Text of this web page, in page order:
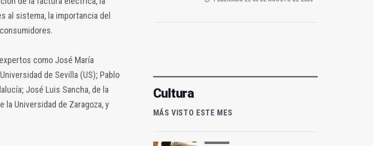
al sistema, la importancia del
como José María
de Sevilla (US); Pablo
José Luis Sancha, de la
la Universidad de Zaragoza, y
Cultura
MÁS VISTO ESTE MES